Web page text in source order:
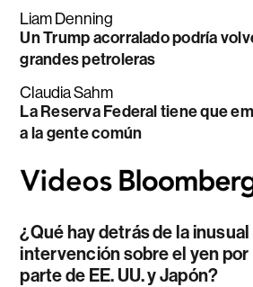
Liam Denning
Un Trump acorralado podría
grandes petroleras
Claudia Sahm
La Reserva Federal tiene que
a la gente común
¿Qué hay detrás de la inusual
intervención sobre el yen por
parte de EE. UU. y Japón?